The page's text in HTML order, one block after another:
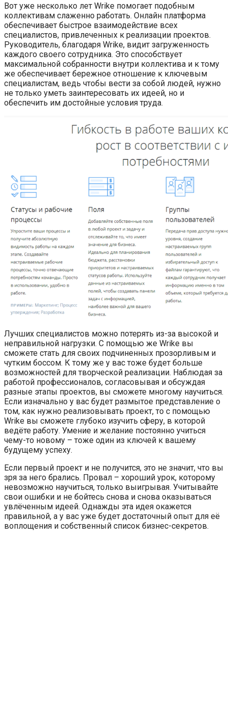
Вот уже несколько лет Wrike помогает подобным
коллективам слаженно работать. Онлайн платформа
обеспечивает быстрое взаимодействие всех
специалистов, привлеченных к реализации проектов.
Руководитель, благодаря Wrike, видит загруженность
каждого своего сотрудника. Это способствует
максимальной собранности внутри коллектива и к тому
же обеспечивает бережное отношение к ключевым
специалистам, ведь чтобы вести за собой людей, нужно
не только уметь заинтересовать их идеей, но и
обеспечить им достойные условия труда.
Лучших специалистов можно потерять из-за высокой и
неправильной нагрузки. С помощью же Wrike вы
сможете стать для своих подчиненных прозорливым и
чутким боссом. К тому же у вас тоже будет больше
возможностей для творческой реализации. Наблюдая за
работой профессионалов, согласовывая и обсуждая
разные этапы проектов, вы сможете многому научиться.
Если изначально у вас будет размытое представление о
том, как нужно реализовывать проект, то с помощью
Wrike вы сможете глубоко изучить сферу, в которой
ведёте работу. Умение и желание постоянно учиться
чему-то новому – тоже один из ключей к вашему
будущему успеху.
Если первый проект и не получится, это не значит, что вы
зря за него брались. Провал – хороший урок, которому
невозможно научиться, только выигрывая. Учитывайте
свои ошибки и не бойтесь снова и снова оказываться
увлёченным идеей. Однажды эта идея окажется
правильной, а у вас уже будет достаточный опыт для её
воплощения и собственный список бизнес-секретов.